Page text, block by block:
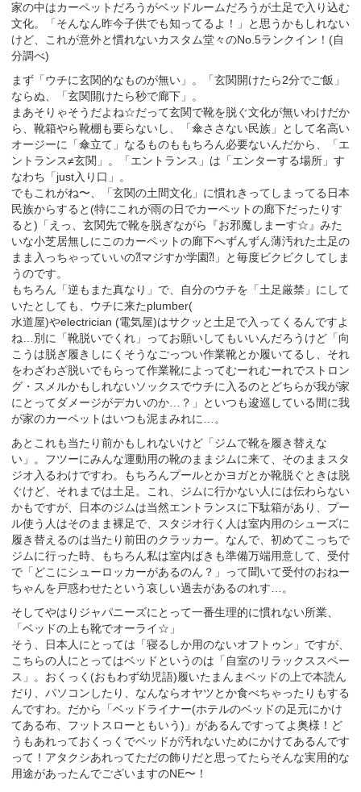
家の中はカーペットだろうがベッドルームだろうが土足で入り込む
文化。「そんなん昨今子供でも知ってるよ！」と思うかもしれない
けど、これが意外と慣れないカスタム堂々のNo.5ランクイン！(自
分調べ)
まず「ウチに玄関的なものが無い」。「玄関開けたら2分でご飯」
ならぬ、「玄関開けたら秒で廊下」。
まあそりゃそうだよね☆だって玄関で靴を脱ぐ文化が無いわけだか
ら、靴箱やら靴棚も要らないし、「傘ささない民族」として名高い
オージーに「傘立て」なるものももちろん必要ないんだから、「エ
ントランス≠玄関」。「エントランス」は「エンターする場所」す
なわち「just入り口」。
でもこれがね〜、「玄関の土間文化」に慣れきってしまってる日本
民族からすると(特にこれが雨の日でカーペットの廊下だったりす
ると)「えっ、玄関先で靴を脱ぎながら『お邪魔しまーす☆』みた
いな小芝居無しにこのカーペットの廊下へずんずん薄汚れた土足の
まま入っちゃっていいの⁈マジすか学園⁈」と毎度ビクビクしてしま
うのです。
もちろん「逆もまた真なり」で、自分のウチを「土足厳禁」にして
いたとしても、ウチに来たplumber(
水道屋)やelectrician (電気屋)はサクッと土足で入ってくるんですよ
ね…別に「靴脱いでくれ」ってお願いしてもいいんだろうけど「向
こうは脱ぎ履きしにくそうなごっつい作業靴とか履いてるし、それ
をわざわざ脱いでもらって作業靴によってむーれむーれでストロン
グ・スメルかもしれないソックスでウチに入るのとどちらが我が家
にとってダメージがデカいのか…？」といつも逡巡している間に我
が家のカーペットはいつも泥まみれに…。
あとこれも当たり前かもしれないけど「ジムで靴を履き替えな
い」。フツーにみんな運動用の靴のままジムに来て、そのままスタ
ジオ入るわけですわ。もちろんプールとかヨガとか靴脱ぐときは脱
ぐけど、それまでは土足。これ、ジムに行かない人には伝わらない
かもですが、日本のジムは当然エントランスに下駄箱があり、プー
ル使う人はそのまま裸足で、スタジオ行く人は室内用のシューズに
履き替えるのは当たり前田のクラッカー。なんで、初めてこっちで
ジムに行った時、もちろん私は室内ばきも準備万端用意して、受付
で「どこにシューロッカーがあるのん？」って聞いて受付のおねー
ちゃんを戸惑わせたという哀しい過去があるのれす…。
そしてやはりジャパニーズにとって一番生理的に慣れない所業、
「ベッドの上も靴でオーライ☆」
そう、日本人にとっては「寝るしか用のないオフトゥン」ですが、
こちらの人にとってはベッドというのは「自室のリラックススペー
ス」。おくっく(おもわず幼児語)履いたまんまベッドの上で本読ん
だり、パソコンしたり、なんならオヤツとか食べちゃったりもする
んですわ。だから「ベッドライナー(ホテルのベッドの足元にかけ
てある布、フットスローともいう)」があるんですってよ奥様！ど
うもあれっておくっくでベッドが汚れないためにかけてあるんです
って！アタクシあれってただの飾りだと思ってたらそんな実用的な
用途があったんでございますのNE〜！